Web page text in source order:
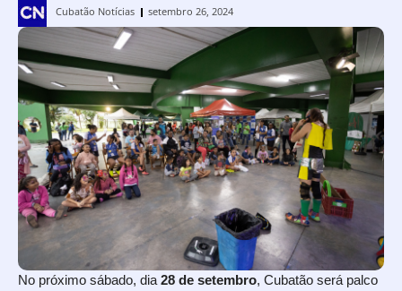
Cubatão Notícias setembro 26, 2024
No próximo sábado, dia 28 de setembro, Cubatão será palco